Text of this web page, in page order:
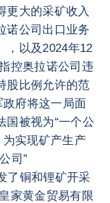
大的采矿收入
诺公司出口业务
，以及2024年12
控奥拉诺公司违
股比例允许的范
政府将这一局面
国被视为“一个公
实现矿产生产
司”
了铜和锂矿开采
家黄金贸易有限